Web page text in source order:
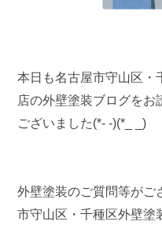
本日も名古屋市守山区・
店の外壁塗装ブログをお
ございました(*- -)(*_ _)
外壁塗装のご質問等がご
市守山区・千種区外壁塗